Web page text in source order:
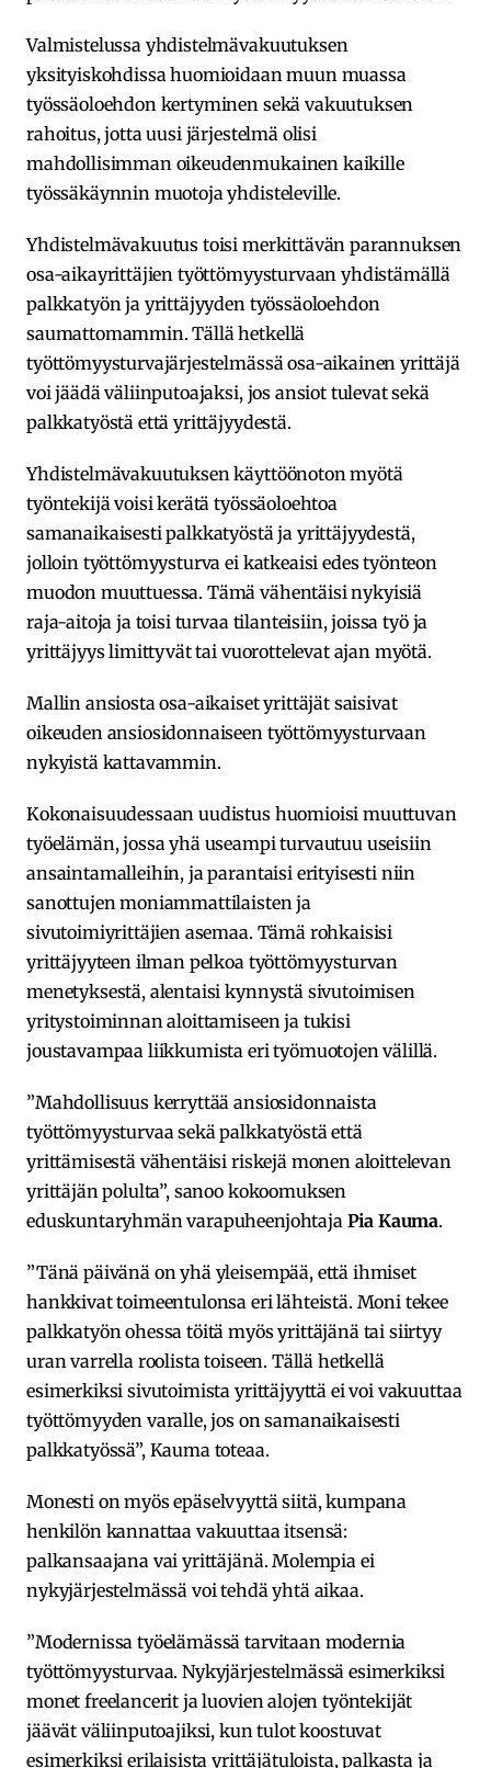
Valmistelussa yhdistelmävakuutuksen
yksityiskohdissa huomioidaan muun muassa
työssäoloehdon kertyminen sekä vakuutuksen
rahoitus, jotta uusi järjestelmä olisi
mahdollisimman oikeudenmukainen kaikille
työssäkäynnin muotoja yhdisteleville.
Yhdistelmävakuutus toisi merkittävän parannuksen
osa-aikayrittäjien työttömyysturvaan yhdistämällä
palkkatyön ja yrittäjyyden työssäoloehdon
saumattomammin. Tällä hetkellä
työttömyysturvajärjestelmässä osa-aikainen yrittäjä
voi jäädä väliinputoajaksi, jos ansiot tulevat sekä
palkkatyöstä että yrittäjyydestä.
Yhdistelmävakuutuksen käyttöönoton myötä
työntekijä voisi kerätä työssäoloehtoa
samanaikaisesti palkkatyöstä ja yrittäjyydestä,
jolloin työttömyysturva ei katkeaisi edes työnteon
muodon muuttuessa. Tämä vähentäisi nykyisiä
raja-aitoja ja toisi turvaa tilanteisiin, joissa työ ja
yrittäjyys limittyvät tai vuorottelevat ajan myötä.
Mallin ansiosta osa-aikaiset yrittäjät saisivat
oikeuden ansiosidonnaiseen työttömyysturvaan
nykyistä kattavammin.
Kokonaisuudessaan uudistus huomioisi muuttuvan
työelämän, jossa yhä useampi turvautuu useisiin
ansaintamalleihin, ja parantaisi erityisesti niin
sanottujen moniammattilaisten ja
sivutoimiyrittäjien asemaa. Tämä rohkaisisi
yrittäjyyteen ilman pelkoa työttömyysturvan
menetyksestä, alentaisi kynnystä sivutoimisen
yritystoiminnan aloittamiseen ja tukisi
joustavampaa liikkumista eri työmuotojen välillä.
”Mahdollisuus kerryttää ansiosidonnaista
työttömyysturvaa sekä palkkatyöstä että
yrittämisestä vähentäisi riskejä monen aloittelevan
yrittäjän polulta”, sanoo kokoomuksen
eduskuntaryhmän varapuheenjohtaja Pia Kauma.
”Tänä päivänä on yhä yleisempää, että ihmiset
hankkivat toimeentulonsa eri lähteistä. Moni tekee
palkkatyön ohessa töitä myös yrittäjänä tai siirtyy
uran varrella roolista toiseen. Tällä hetkellä
esimerkiksi sivutoimista yrittäjyyttä ei voi vakuuttaa
työttömyyden varalle, jos on samanaikaisesti
palkkatyössä”, Kauma toteaa.
Monesti on myös epäselvyyttä siitä, kumpana
henkilön kannattaa vakuuttaa itsensä:
palkansaajana vai yrittäjänä. Molempia ei
nykyjärjestelmässä voi tehdä yhtä aikaa.
”Modernissa työelämässä tarvitaan modernia
työttömyysturvaa. Nykyjärjestelmässä esimerkiksi
monet freelancerit ja luovien alojen työntekijät
jäävät väliinputoajiksi, kun tulot koostuvat
esimerkiksi erilaisista yrittäjätuloista, palkasta ja